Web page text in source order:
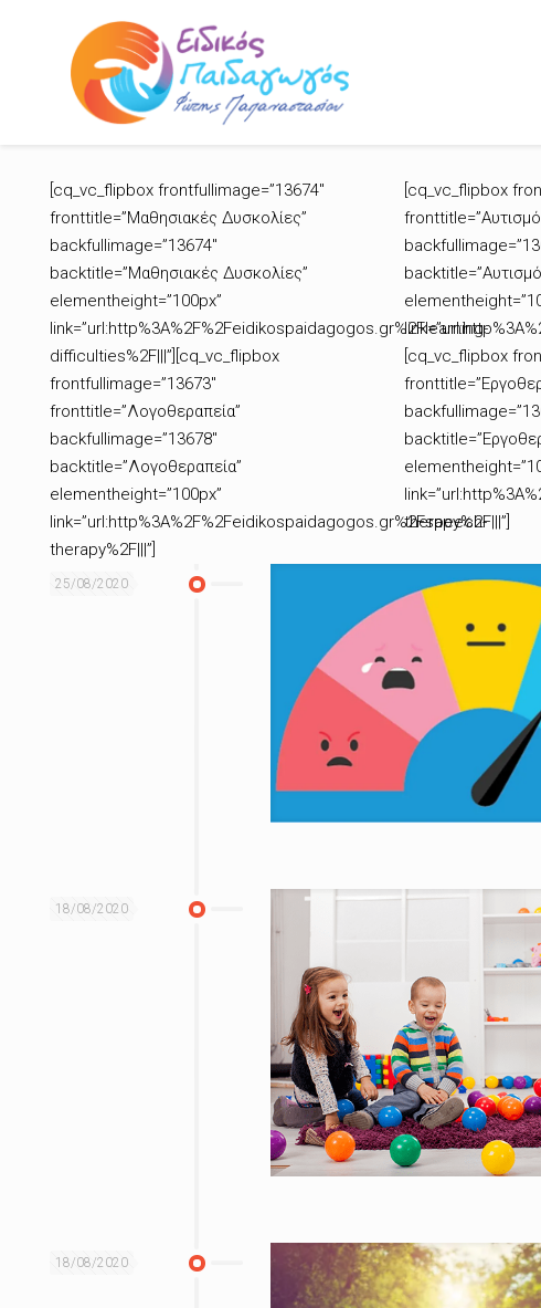
[cq_vc_flipbox frontfullimage=”13674″
fronttitle=”Μαθησιακές Δυσκολίες”
backfullimage=”13674″
backtitle=”Μαθησιακές Δυσκολίες”
elementheight=”100px”
link=”url:http%3A%2F%2Feidikospaidagogos.gr%2Flearning-
difficulties%2F|||”][cq_vc_flipbox
frontfullimage=”13673″
fronttitle=”Λογοθεραπεία”
backfullimage=”13678″
backtitle=”Λογοθεραπεία”
elementheight=”100px”
link=”url:http%3A%2F%2Feidikospaidagogos.gr%2Fspeech-
therapy%2F|||”]
[cq_vc_flipbox
[cq_vc_flipbox
therapy%2F|||”]
25/08/2020
18/08/2020
18/08/2020